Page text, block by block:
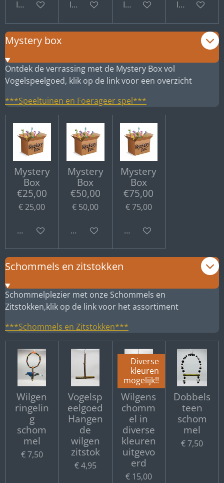
In winkelwagenIn winkelwagenIn winkelwagenIn
Mystery box
Ontdek de verrassing met de Mystery Box vol
Vogelspeelgoed, klik op de link voor een overzicht
***Speeltuinen en Foerageer spel***
Mystery
Box
€25,00
€ 25,00
Bekijk details
Mystery
Box
€50,00
€ 50,00
Bekijk details
Mystery
Box
€75,00
€ 75,00
Bekijk details
Schommels en zitstokken
Schommelplezier met onze Schommels en
Zitstokken,klik op de link voor het assortiment
***Schommels en Zitstokken***
Wilgen
ringelin
g
schom
mel
€ 7,50
Vogelsp
eelgoed
Hangen
de
wilgen
zitstok
€ 4,95
Diverse
kleuren
mogelijk!!
Wilgens
chomm
el in
diverse
kleuren
uitgevo
erd
€ 15,00
Dobbels
teen
schom
mel
€ 7,50